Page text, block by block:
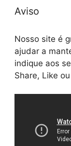
Aviso
Nosso site é
ajudar a
indique aos
Share, Like